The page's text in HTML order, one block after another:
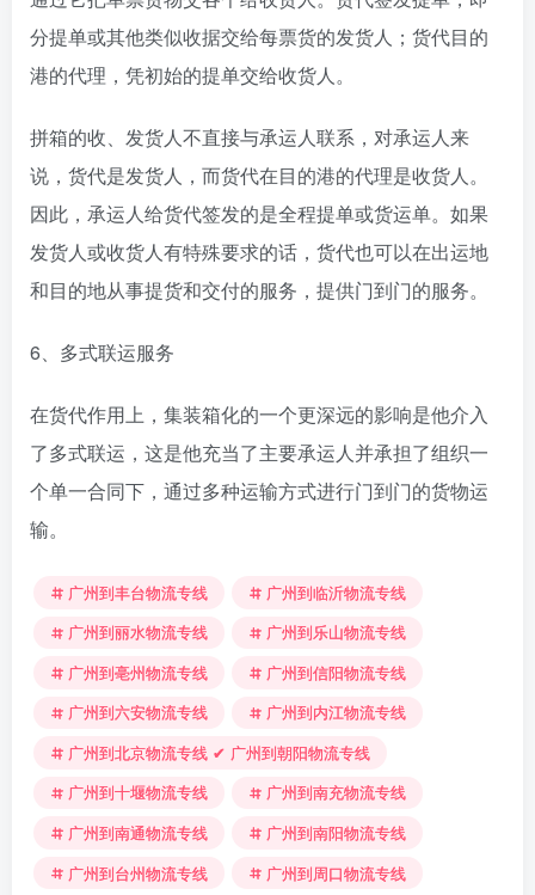
分提单或其他类似收据交给每票货的发货人；货代目的
港的代理，凭初始的提单交给收货人。
拼箱的收、发货人不直接与承运人联系，对承运人来
说，货代是发货人，而货代在目的港的代理是收货人。
因此，承运人给货代签发的是全程提单或货运单。如果
发货人或收货人有特殊要求的话，货代也可以在出运地
和目的地从事提货和交付的服务，提供门到门的服务。
6、多式联运服务
在货代作用上，集装箱化的一个更深远的影响是他介入
了多式联运，这是他充当了主要承运人并承担了组织一
个单一合同下，通过多种运输方式进行门到门的货物运
输。
广州到丰台物流专线
广州到临沂物流专线
广州到丽水物流专线
广州到乐山物流专线
广州到亳州物流专线
广州到信阳物流专线
广州到六安物流专线
广州到内江物流专线
广州到北京物流专线 ✔ 广州到朝阳物流专线
广州到十堰物流专线
广州到南充物流专线
广州到南通物流专线
广州到南阳物流专线
广州到台州物流专线
广州到周口物流专线